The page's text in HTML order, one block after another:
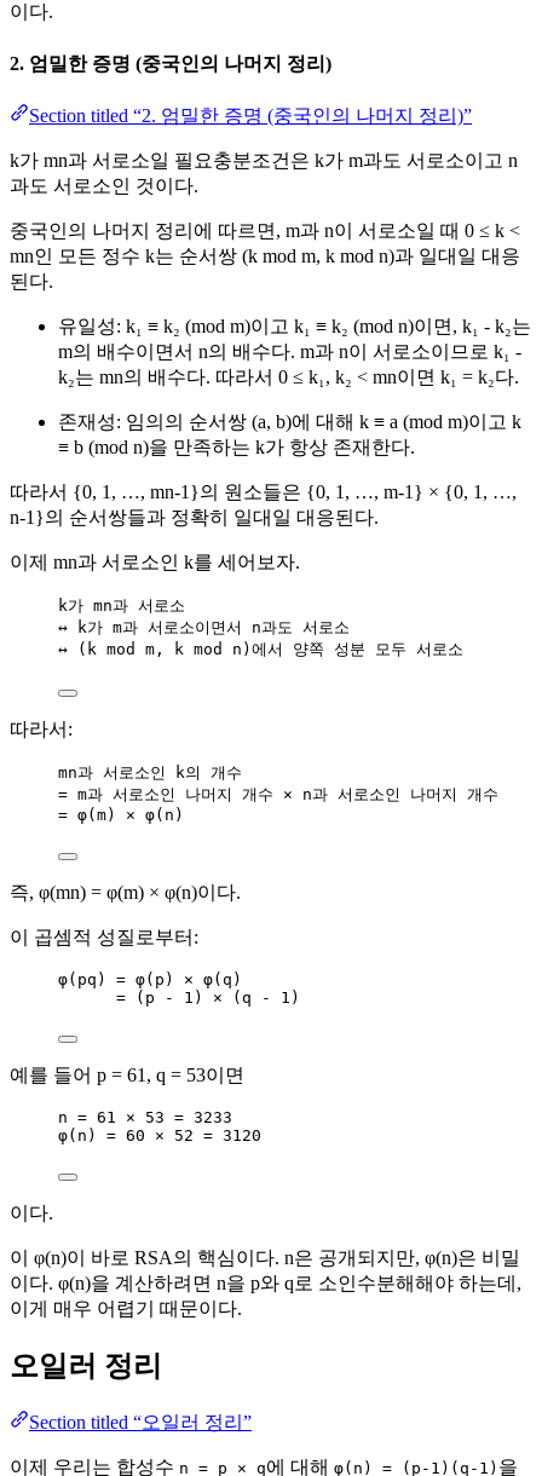
이다.
2. 엄밀한 증명 (중국인의 나머지 정리)
Section titled “2. 엄밀한 증명 (중국인의 나머지 정리)”
k가 mn과 서로소일 필요충분조건은 k가 m과도 서로소이고 n
과도 서로소인 것이다.
중국인의 나머지 정리에 따르면, m과 n이 서로소일 때 0 ≤ k <
mn인 모든 정수 k는 순서쌍 (k mod m, k mod n)과 일대일 대응
된다.
유일성: k₁ ≡ k₂ (mod m)이고 k₁ ≡ k₂ (mod n)이면, k₁ - k₂는
m의 배수이면서 n의 배수다. m과 n이 서로소이므로 k₁ -
k₂는 mn의 배수다. 따라서 0 ≤ k₁, k₂ < mn이면 k₁ = k₂다.
존재성: 임의의 순서쌍 (a, b)에 대해 k ≡ a (mod m)이고 k
≡ b (mod n)을 만족하는 k가 항상 존재한다.
따라서 {0, 1, …, mn-1}의 원소들은 {0, 1, …, m-1} × {0, 1, …,
n-1}의 순서쌍들과 정확히 일대일 대응된다.
이제 mn과 서로소인 k를 세어보자.
k가 mn과 서로소
↔ k가 m과 서로소이면서 n과도 서로소
↔ (k mod m, k mod n)에서 양쪽 성분 모두 서로소
따라서:
mn과 서로소인 k의 개수
= m과 서로소인 나머지 개수 × n과 서로소인 나머지 개수
= φ(m) × φ(n)
즉, φ(mn) = φ(m) × φ(n)이다.
이 곱셈적 성질로부터:
φ(pq) = φ(p) × φ(q)
= (p - 1) × (q - 1)
예를 들어 p = 61, q = 53이면
n = 61 × 53 = 3233
φ(n) = 60 × 52 = 3120
이다.
이 φ(n)이 바로 RSA의 핵심이다. n은 공개되지만, φ(n)은 비밀
이다. φ(n)을 계산하려면 n을 p와 q로 소인수분해해야 하는데,
이게 매우 어렵기 때문이다.
오일러 정리
Section titled “오일러 정리”
이제 우리는 합성수 n = p × q에 대해 φ(n) = (p-1)(q-1) 을